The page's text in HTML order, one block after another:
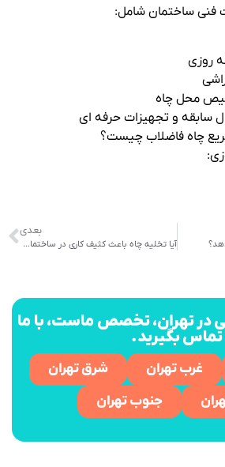
فنی ساختمان شامل:
روزی
محل چاه
چاه فاضلاب چیست؟
بعدی
آیا تخلیه چاه باعث کثیف‌ کاری در ساختمان می‌ شود؟
در تهران، تخصص ماست، با ما
تماس بگیرید.
غرب تهران
شرق تهران
جنوب تهران